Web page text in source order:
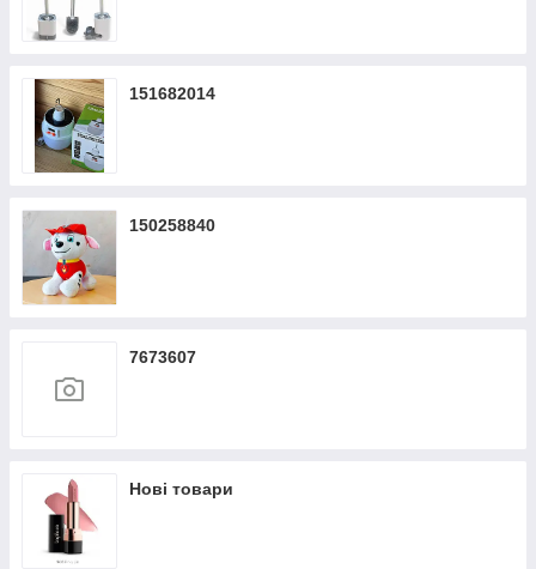
151682014
150258840
7673607
Нові товари